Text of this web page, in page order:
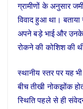
ग्रामीणों के अनुसार
विवाद हुआ था।
अपने बड़े भाई और
रोकने की कोशिश की
स्थानीय स्तर पर यह भी
बीच तीखी नोकझोंक
स्थिति पहले से ही